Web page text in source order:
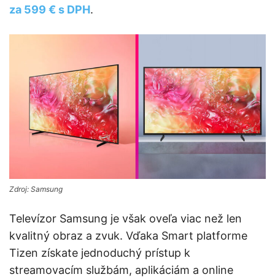
za 599 € s DPH.
Zdroj: Samsung
Televízor Samsung je však oveľa viac než len
kvalitný obraz a zvuk. Vďaka Smart platforme
Tizen získate jednoduchý prístup k
streamovacím službám, aplikáciám a online